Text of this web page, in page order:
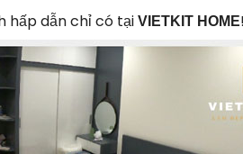
hấp dẫn chỉ có tại VIETKIT HOME